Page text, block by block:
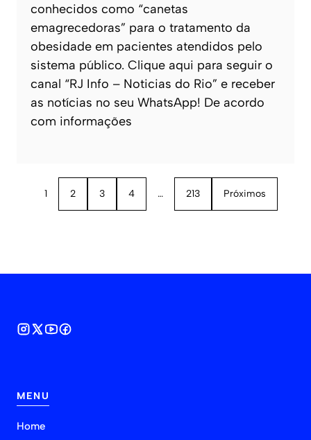
conhecidos como “canetas
emagrecedoras” para o tratamento da
obesidade em pacientes atendidos pelo
sistema público. Clique aqui para seguir o
canal “RJ Info – Noticias do Rio” e receber
as notícias no seu WhatsApp! De acordo
com informações
1 2 3 4 … 213 Próximos
MENU
Home